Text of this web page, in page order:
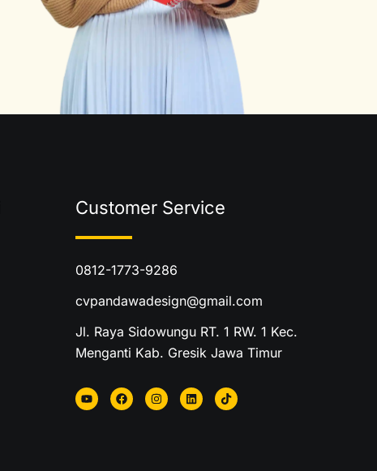
Customer Service
0812-1773-9286
cvpandawadesign@gmail.com
Jl. Raya Sidowungu RT. 1 RW. 1 Kec.
Menganti Kab. Gresik Jawa Timur
u
t
u
c
e
b
s
t
a
n
k
e
k
t
o